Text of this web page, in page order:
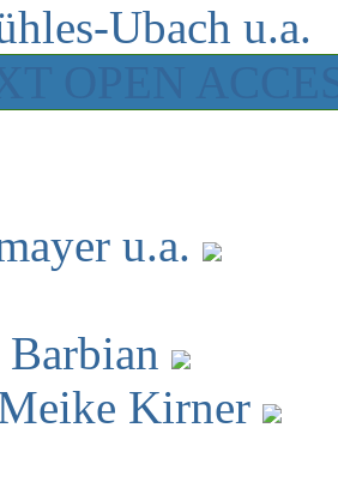
Ubach u.a.
u.a.
Barbian
Kirner